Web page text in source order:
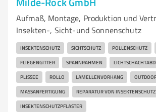
Aufmaß, Montage, Produktion und
Insekten-, Sicht-und Sonnenschutz
INSEKTENSCHUTZ SICHTSCHUTZ POLLENSCHUTZ
FLIEGENGITTER SPANNRAHMEN
PLISSEE ROLLO LAMELLENVORHANG
MASSANFERTIGUNG REPARATUR VON INSEKTENSCHUTZ
INSEKTENSCHUTZPFLASTER